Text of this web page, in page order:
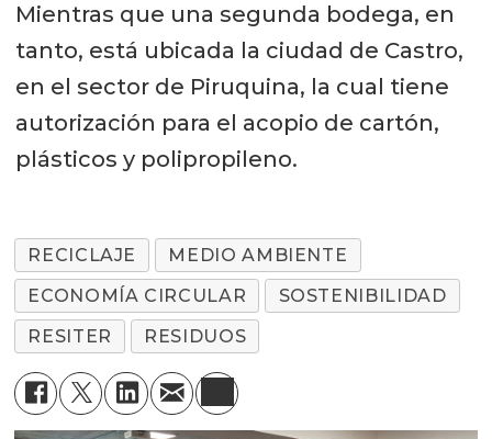
Mientras que una segunda bodega, en
tanto, está ubicada la ciudad de Castro,
en el sector de Piruquina, la cual tiene
autorización para el acopio de cartón,
plásticos y polipropileno.
RECICLAJE
MEDIO AMBIENTE
ECONOMÍA CIRCULAR
SOSTENIBILIDAD
RESITER
RESIDUOS